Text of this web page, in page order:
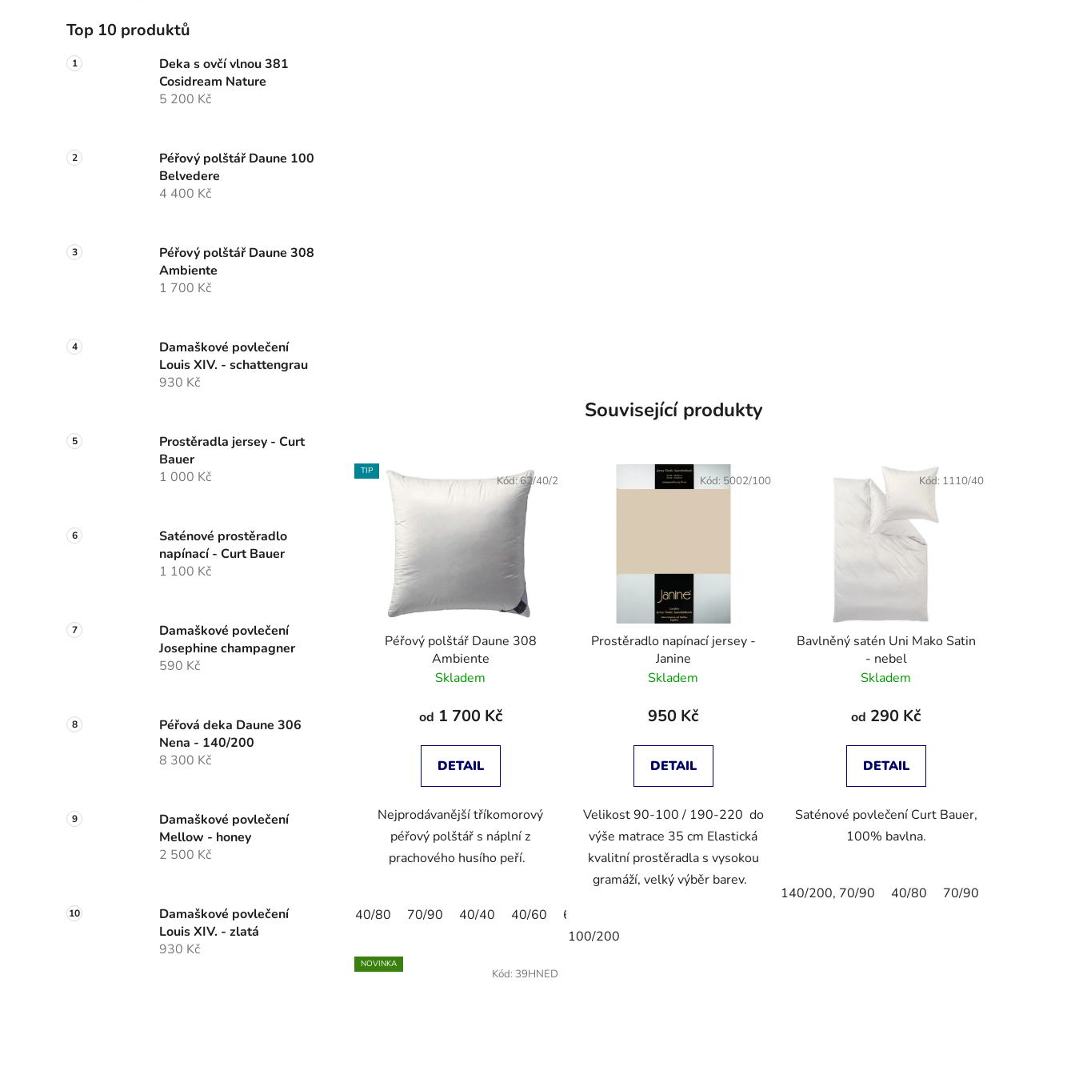
Top 10 produktů
Deka s ovčí vlnou 381
Cosidream Nature
5 200 Kč
Péřový polštář Daune 100
Belvedere
4 400 Kč
Péřový polštář Daune 308
Ambiente
1 700 Kč
Damaškové povlečení
Louis XIV. - schattengrau
930 Kč
Prostěradla jersey - Curt
Bauer
1 000 Kč
Saténové prostěradlo
napínací - Curt Bauer
1 100 Kč
Damaškové povlečení
Josephine champagner
590 Kč
Péřová deka Daune 306
Nena - 140/200
8 300 Kč
Damaškové povlečení
Mellow - honey
2 500 Kč
Damaškové povlečení
Louis XIV. - zlatá
930 Kč
Související produkty
TIP
Péřový polštář Daune 308
Ambiente
Skladem
od 1 700 Kč
DETAIL
Nejprodávanější tříkomorový
péřový polštář s náplní z
prachového husího peří.
40/80 70/90 40/40 40/60 60/80
Kód:62/40/2
Prostěradlo napínací jersey -
Janine
Skladem
950 Kč
DETAIL
Velikost 90-100 / 190-220 do
výše matrace 35 cm Elastická
kvalitní prostěradla s vysokou
gramáží, velký výběr barev.
100/200
Kód: 5002/100
Bavlněný satén Uni Mako Satin
- nebel
Skladem
od 290 Kč
DETAIL
Saténové povlečení Curt Bauer,
100% bavlna.
140/200, 70/90 40/80 70/90
Kód: 1110/40
NOVINKA
Kód: 39HNED